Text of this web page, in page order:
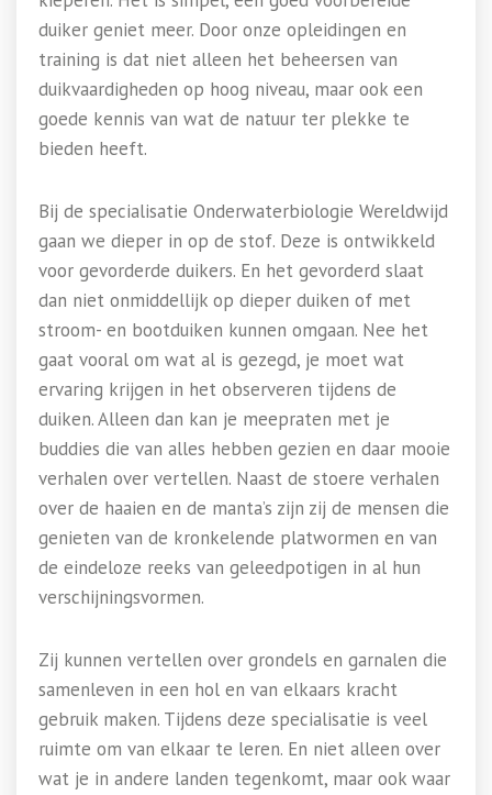
duiker geniet meer. Door onze opleidingen en
training is dat niet alleen het beheersen van
duikvaardigheden op hoog niveau, maar ook een
goede kennis van wat de natuur ter plekke te
bieden heeft.
Bij de specialisatie Onderwaterbiologie Wereldwijd
gaan we dieper in op de stof. Deze is ontwikkeld
voor gevorderde duikers. En het gevorderd slaat
dan niet onmiddellijk op dieper duiken of met
stroom- en bootduiken kunnen omgaan. Nee het
gaat vooral om wat al is gezegd, je moet wat
ervaring krijgen in het observeren tijdens de
duiken. Alleen dan kan je meepraten met je
buddies die van alles hebben gezien en daar mooie
verhalen over vertellen. Naast de stoere verhalen
over de haaien en de manta’s zijn zij de mensen die
genieten van de kronkelende platwormen en van
de eindeloze reeks van geleedpotigen in al hun
verschijningsvormen.
Zij kunnen vertellen over grondels en garnalen die
samenleven in een hol en van elkaars kracht
gebruik maken. Tijdens deze specialisatie is veel
ruimte om van elkaar te leren. En niet alleen over
wat je in andere landen tegenkomt, maar ook waar